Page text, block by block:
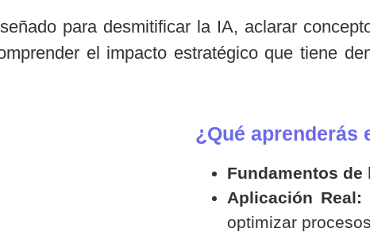
para desmitificar la IA, aclarar
el impacto estratégico que tiene
¿Qué aprenderás
Fundamentos de
Aplicación Real:
optimizar procesos.